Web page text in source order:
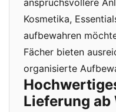
anspruchsvollere
Kosmetika,
aufbewahren
Fächer bieten
organisierte
Lieferung ab